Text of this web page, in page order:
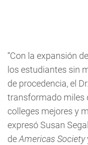
“Con la expansión
los estudiantes sin
de procedencia, el
transformado miles
colleges mejores y
expresó Susan
deAmericas Society